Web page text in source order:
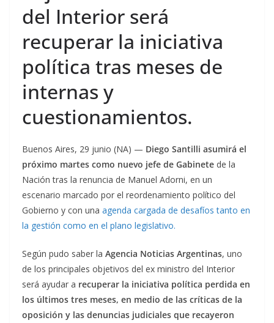
del Interior será
recuperar la iniciativa
política tras meses de
internas y
cuestionamientos.
Buenos Aires, 29 junio (NA) — Diego Santilli asumirá el
próximo martes como nuevo jefe de Gabinete de la
Nación tras la renuncia de Manuel Adorni, en un
escenario marcado por el reordenamiento político del
Gobierno y con una agenda cargada de desafíos tanto en
la gestión como en el plano legislativo.
Según pudo saber la Agencia Noticias Argentinas, uno
de los principales objetivos del ex ministro del Interior
será ayudar a recuperar la iniciativa política perdida en
los últimos tres meses, en medio de las críticas de la
oposición y las denuncias judiciales que recayeron